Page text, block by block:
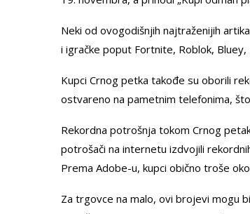
Neki od ovogodišnjih najtraženijih
i igračke poput Fortnite, Roblok,
Kupci Crnog petka takođe su oborili
ostvareno na pametnim telefonima,
Rekordna potrošnja tokom Crnog
potrošači na internetu izdvojili
Prema Adobe-u, kupci obično troše
Za trgovce na malo, ovi brojevi mogu